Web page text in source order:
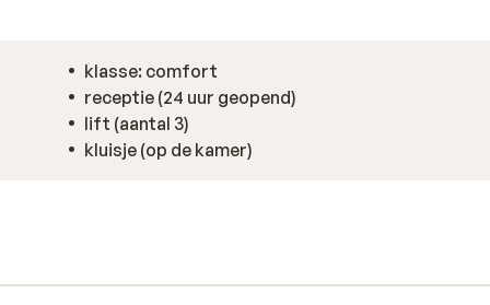
klasse: comfort
receptie (24 uur geopend)
lift (aantal 3)
kluisje (op de kamer)